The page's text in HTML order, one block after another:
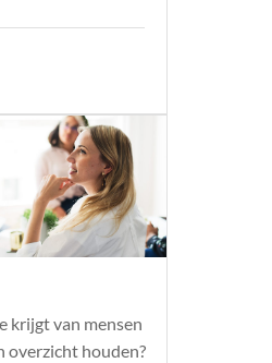
krijgt van mensen
overzicht houden?